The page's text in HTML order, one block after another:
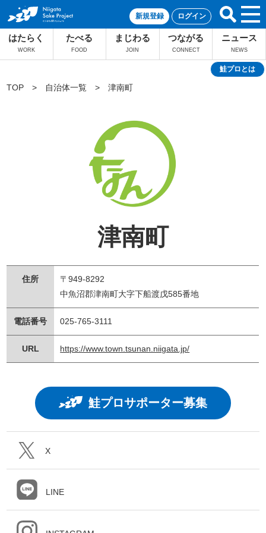
新規登録 ログイン
はたらく
WORK
たべる
FOOD
まじわる
JOIN
つながる
CONNECT
ニュース
NEWS
鮭プロとは
TOP > 自治体一覧 >津南町
津南町
住所
〒949-8292
中魚沼郡津南町大字下船渡戊585番地
電話番号 025-765-3111
URL https://www.town.tsunan.niigata.jp/
鮭プロサポーター募集
X
LINE